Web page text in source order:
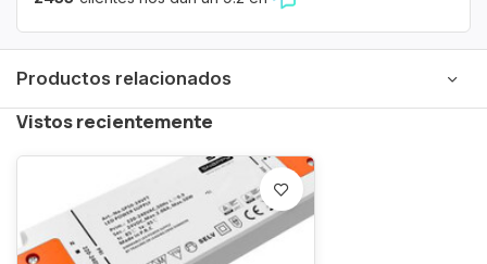
Productos relacionados
Vistos recientemente